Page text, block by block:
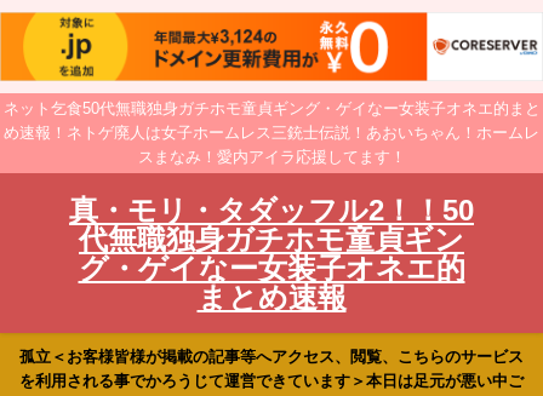
ネット乞食50代無職独身ガチホモ童貞ギング・ゲイなー女装子オネエ的まと
め速報！ネトゲ廃人は女子ホームレス三銃士伝説！あおいちゃん！ホームレ
スまなみ！愛内アイラ応援してます！
真・モリ・タダッフル2！！50
代無職独身ガチホモ童貞ギン
グ・ゲイなー女装子オネエ的
まとめ速報
孤立＜お客様皆様が掲載の記事等へアクセス、閲覧、こちらのサービス
を利用される事でかろうじて運営できています＞本日は足元が悪い中ご